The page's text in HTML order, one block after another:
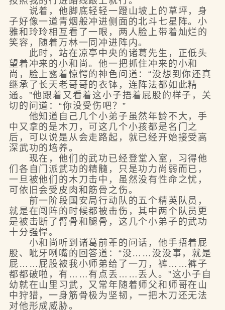
说着，他脚底轻轻一蹬山坡上的草坪，身
子好像一道青烟般冲进侧面的北斗七星阵。小
雅和玲玲相互看了一眼，两人脸上带着灿烂的
笑容，随着万林一同冲进阵内。
此时，站在凉亭中央的诸葛先生，正低头
望着冲来的小和尚。他一把抓住冲来的小和
尚，脸上露着惊愕的神色问道：“没想到你还真
继承了长天老哥哥的衣钵，连阵法都如此精
通。”他跟着又看着这小子捂着屁股的样子，关
切的问道：“你没受伤吧？”
他知道自己几个小弟子虽然年龄不大，手
中又拿的是木刀，可这几个小孩都是名门之
后，可以说是从会走路起，就已经开始接受高
深武功的培养。
现在，他们的武功已经登堂入室，习得他
们各自门派武功的精髓，只是功力尚弱而已，
一旦被他们的木刀击中，虽然没有性命之忧，
可依旧会受皮肉和筋骨之伤。
前一阶段国安局行动队的五个精英队员，
就是在闯阵的时候都被击伤，其中两个队员更
是被击断了臂骨和腿骨，这几个小弟子的武功
十分强悍。
小和尚听到诸葛前辈的问话，他手捂着屁
股、呲牙咧嘴的回答道：“没……没没事，就是
屁……屁股被我小师弟给了一刀，裤……裤子
都都破啦，有……有点丢……丢人。”这小子自
幼就在山里习武，又常年随着师父和师哥在山
中狩猎，一身筋骨极为坚韧，一把木刀还无法
对他形成威胁。